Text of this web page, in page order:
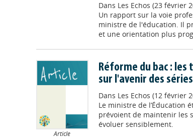
Dans Les Echos (23 février
Un rapport sur la voie
ministre de l'éducation. Il
et une orientation plus
Article
Réforme du bac : les
sur l'avenir des séries
Dans Les Echos (12 février
Le ministre de l’Éducation
prévoient de maintenir les
évoluer sensiblement.